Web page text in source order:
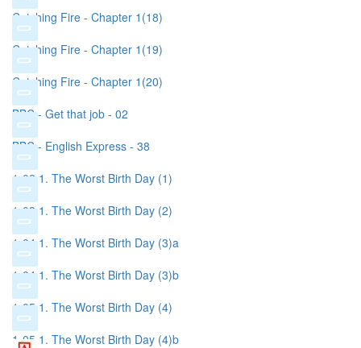
Catching Fire - Chapter 1(18)
Catching Fire - Chapter 1(19)
Catching Fire - Chapter 1(20)
BBC - Get that job - 02
BBC - English Express - 38
1-02 1. The Worst Birth Day (1)
1-03 1. The Worst Birth Day (2)
1-04 1. The Worst Birth Day (3)a
1-04 1. The Worst Birth Day (3)b
1-05 1. The Worst Birth Day (4)
1-05 1. The Worst Birth Day (4)b